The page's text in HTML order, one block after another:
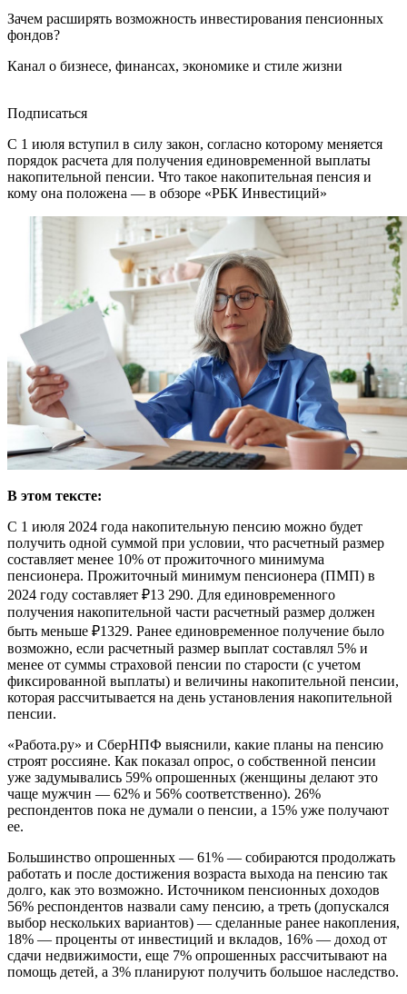
Зачем расширять возможность инвестирования пенсионных
фондов?
Канал о бизнесе, финансах, экономике и стиле жизни
Подписаться
С 1 июля вступил в силу закон, согласно которому меняется
порядок расчета для получения единовременной выплаты
накопительной пенсии. Что такое накопительная пенсия и
кому она положена — в обзоре «РБК Инвестиций»
В этом тексте:
С 1 июля 2024 года накопительную пенсию можно будет
получить одной суммой при условии, что расчетный размер
составляет менее 10% от прожиточного минимума
пенсионера. Прожиточный минимум пенсионера (ПМП) в
2024 году составляет ₽13 290. Для единовременного
получения накопительной части расчетный размер должен
быть меньше ₽1329. Ранее единовременное получение было
возможно, если расчетный размер выплат составлял 5% и
менее от суммы страховой пенсии по старости (с учетом
фиксированной выплаты) и величины накопительной пенсии,
которая рассчитывается на день установления накопительной
пенсии.
«Работа.ру» и СберНПФ выяснили, какие планы на пенсию
строят россияне. Как показал опрос, о собственной пенсии
уже задумывались 59% опрошенных (женщины делают это
чаще мужчин — 62% и 56% соответственно). 26%
респондентов пока не думали о пенсии, а 15% уже получают
ее.
Большинство опрошенных — 61% — собираются продолжать
работать и после достижения возраста выхода на пенсию так
долго, как это возможно. Источником пенсионных доходов
56% респондентов назвали саму пенсию, а треть (допускался
выбор нескольких вариантов) — сделанные ранее накопления,
18% — проценты от инвестиций и вкладов, 16% — доход от
сдачи недвижимости, еще 7% опрошенных рассчитывают на
помощь детей, а 3% планируют получить большое наследство.